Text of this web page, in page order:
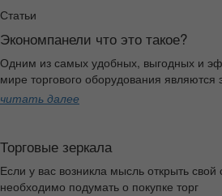
Статьи
Экономпанели что это такое?
Одним из самых удобных, выгодных и
мире торгового оборудования являются
читать далее
Торговые зеркала
Если у вас возникла мысль открыть
необходимо подумать о покупке торг